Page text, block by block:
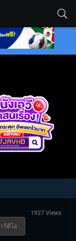
1927 Views
วีดีโอ